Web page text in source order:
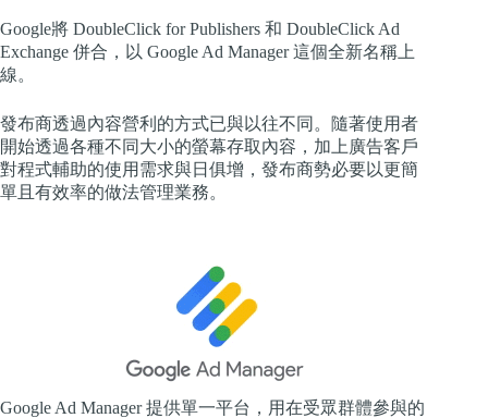
Google將 DoubleClick for Publishers 和 DoubleClick Ad
Exchange 併合，以 Google Ad Manager 這個全新名稱上
線。
發布商透過內容營利的方式已與以往不同。隨著使用者
開始透過各種不同大小的螢幕存取內容，加上廣告客戶
對程式輔助的使用需求與日俱增，發布商勢必要以更簡
單且有效率的做法管理業務。
Google Ad Manager 提供單一平台，用在受眾群體參與的